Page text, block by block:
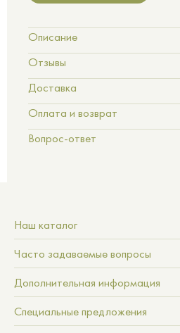
Описание
Отзывы
Доставка
Оплата и возврат
Вопрос-ответ
Наш каталог
Часто задаваемые вопросы
Дополнительная информация
Специальные предложения